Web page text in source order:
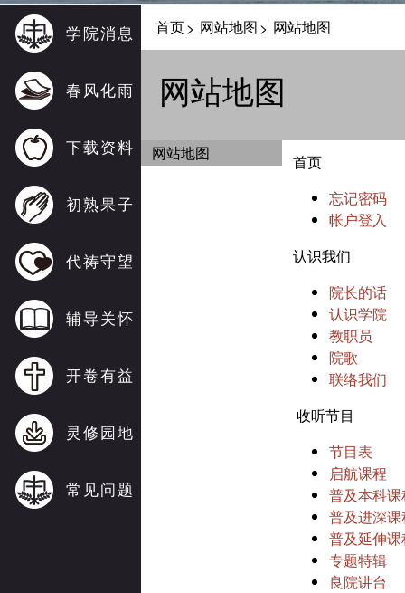
学院消息
春风化雨
下载资料
初熟果子
代祷守望
辅导关怀
开卷有益
灵修园地
常见问题
首页> 网站地图> 网站地图
网站地图
网站地图
首页
忘记密码
帐户登入
认识我们
院长的话
认识学院
教职员
院歌
联络我们
收听节目
节目表
启航课程
普及本科课
普及进深课
普及延伸课
专题特辑
良院讲台